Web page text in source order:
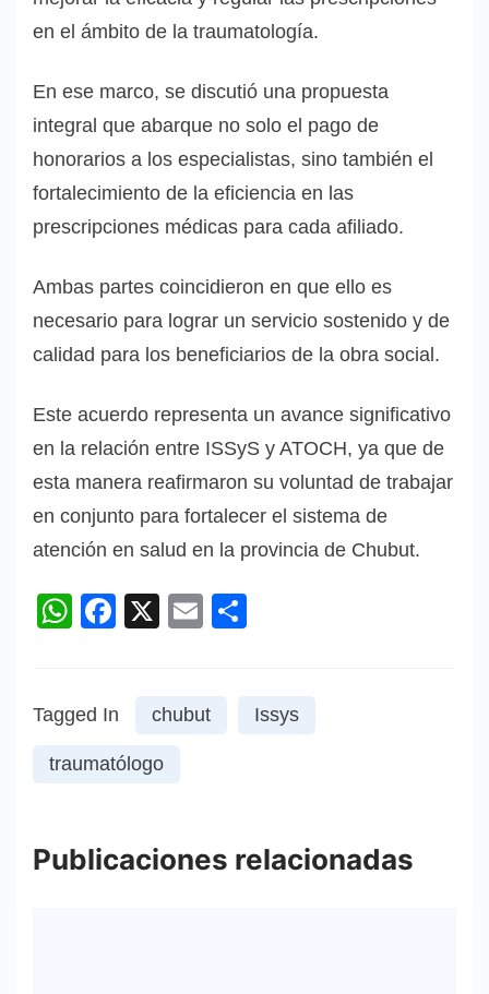
en el ámbito de la traumatología.
En ese marco, se discutió una propuesta
integral que abarque no solo el pago de
honorarios a los especialistas, sino también el
fortalecimiento de la eficiencia en las
prescripciones médicas para cada afiliado.
Ambas partes coincidieron en que ello es
necesario para lograr un servicio sostenido y de
calidad para los beneficiarios de la obra social.
Este acuerdo representa un avance significativo
en la relación entre ISSyS y ATOCH, ya que de
esta manera reafirmaron su voluntad de trabajar
en conjunto para fortalecer el sistema de
atención en salud en la provincia de Chubut.
WhatsApp
Facebook
X Email
Tagged In chubut Issys
traumatólogo
Publicaciones relacionadas